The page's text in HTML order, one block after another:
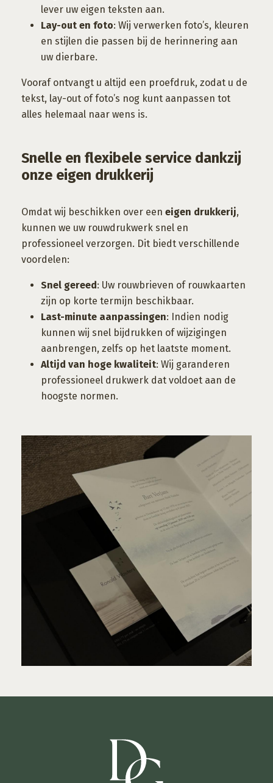
lever uw eigen teksten aan.
Lay-out en foto: Wij verwerken foto’s, kleuren
en stijlen die passen bij de herinnering aan
uw dierbare.
Vooraf ontvangt u altijd een proefdruk, zodat u de
tekst, lay-out of foto’s nog kunt aanpassen tot
alles helemaal naar wens is.
Snelle en flexibele service dankzij
onze eigen drukkerij
Omdat wij beschikken over een eigen drukkerij,
kunnen we uw rouwdrukwerk snel en
professioneel verzorgen. Dit biedt verschillende
voordelen:
Snel gereed: Uw rouwbrieven of rouwkaarten
zijn op korte termijn beschikbaar.
Last-minute aanpassingen: Indien nodig
kunnen wij snel bijdrukken of wijzigingen
aanbrengen, zelfs op het laatste moment.
Altijd van hoge kwaliteit: Wij garanderen
professioneel drukwerk dat voldoet aan de
hoogste normen.